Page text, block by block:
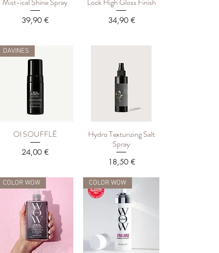
Цена
39,90 € Цена
34,90 €
Быстрый просмотр
DAVINES
OI SOUFFLÉ
Цена
24,00 €
Быстрый просмотр
Hydro Texturizing Salt
Spray
Цена
18,50 €
COLOR WOW COLOR WOW